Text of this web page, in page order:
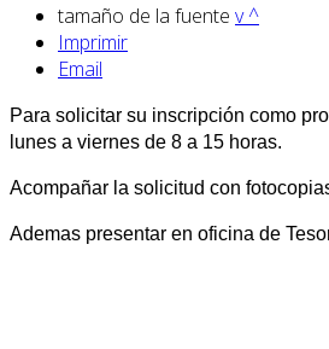
tamaño de la fuente v^
Imprimir
Email
Para solicitar su inscripción como
lunes a viernes de 8 a 15 horas.
Acompañar la solicitud con
Ademas presentar en oficina de